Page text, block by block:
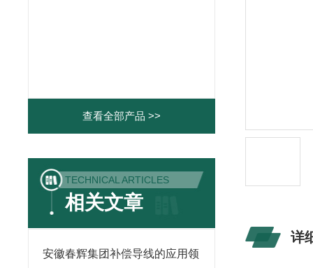
查看全部产品 >>
TECHNICAL ARTICLES
相关文章
安徽春辉集团补偿导线的应用领
详